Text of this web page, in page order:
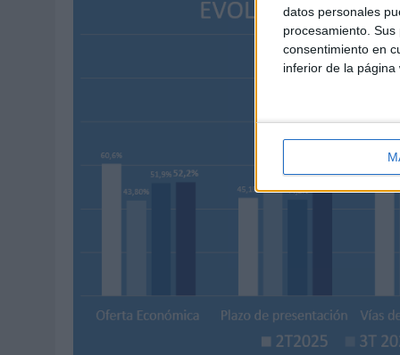
datos personales
procesamiento.
consentimiento en
inferior de la página